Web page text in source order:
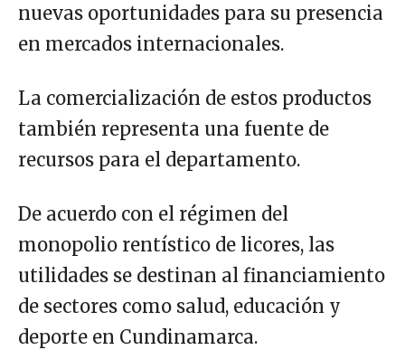
nuevas oportunidades para su presencia
en mercados internacionales.
La comercialización de estos productos
también representa una fuente de
recursos para el departamento.
De acuerdo con el régimen del
monopolio rentístico de licores, las
utilidades se destinan al financiamiento
de sectores como salud, educación y
deporte en Cundinamarca.